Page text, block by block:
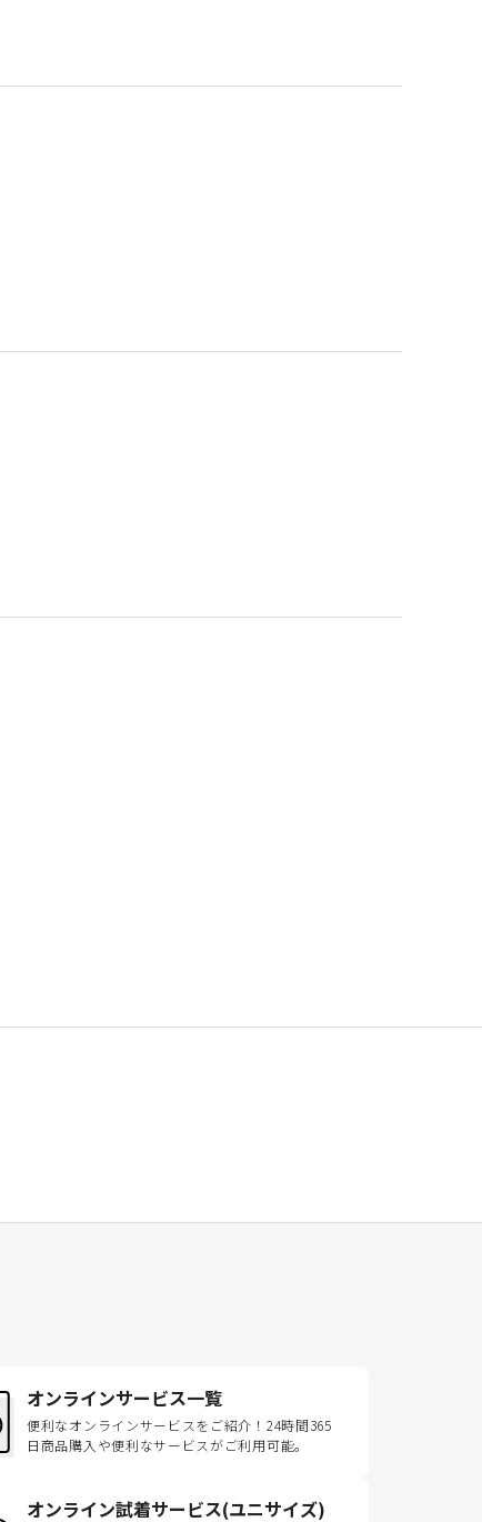
オンラインサービス一覧
便利なオンラインサービスをご紹介！24時間365
日商品購入や便利なサービスがご利用可能。
オンライン試着サービス(ユニサイズ)